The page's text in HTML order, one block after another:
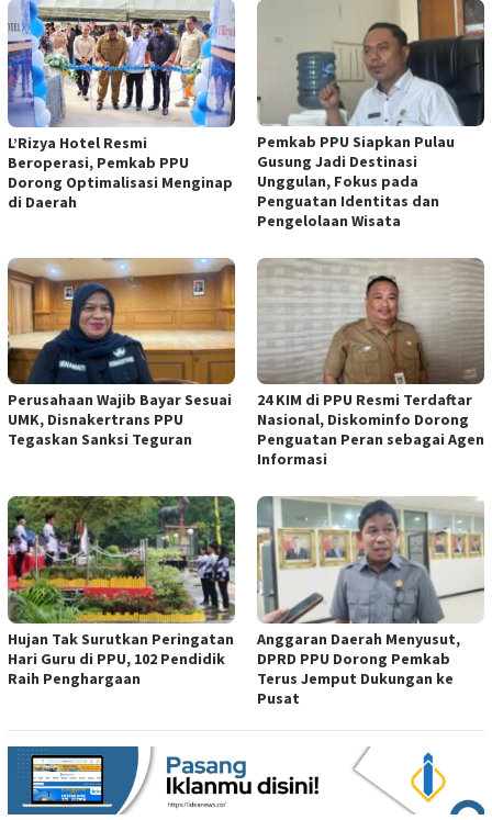
L’Rizya Hotel Resmi
Beroperasi, Pemkab PPU
Dorong Optimalisasi Menginap
di Daerah
Pemkab PPU Siapkan Pulau
Gusung Jadi Destinasi
Unggulan, Fokus pada
Penguatan Identitas dan
Pengelolaan Wisata
Perusahaan Wajib Bayar Sesuai
UMK, Disnakertrans PPU
Tegaskan Sanksi Teguran
24 KIM di PPU Resmi Terdaftar
Nasional, Diskominfo Dorong
Penguatan Peran sebagai Agen
Informasi
Hujan Tak Surutkan Peringatan
Hari Guru di PPU, 102 Pendidik
Raih Penghargaan
Anggaran Daerah Menyusut,
DPRD PPU Dorong Pemkab
Terus Jemput Dukungan ke
Pusat